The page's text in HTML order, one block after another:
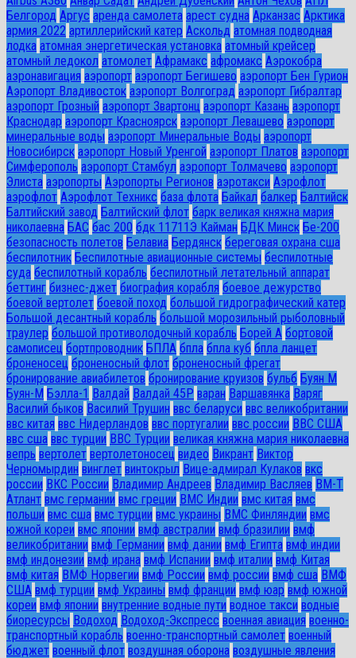
Белгород Аргус аренда самолета арест судна Арканзас Арктика
армия 2022 артиллерийский катер Аскольд атомная подводная
лодка атомная энергетическая установка атомный крейсер
атомный ледокол атомолет Афрамакс афромакс Аэрокобра
аэронавигация аэропорт аэропорт Бегишево аэропорт Бен Гурион
Аэропорт Владивосток аэропорт Волгоград аэропорт Гибралтар
аэропорт Грозный аэропорт Звартонц аэропорт Казань аэропорт
Краснодар аэропорт Красноярск аэропорт Левашево аэропорт
минеральные воды аэропорт Минеральные Воды аэропорт
Новосибирск аэропорт Новый Уренгой аэропорт Платов аэропорт
Симферополь аэропорт Стамбул аэропорт Толмачево аэропорт
Элиста аэропорты Аэропорты Регионов аэротакси Аэрофлот
аэрофлот Аэрофлот Техникс база флота Байкал балкер Балтийск
Балтийский завод Балтийский флот барк великая княжна мария
николаевна БАС бас 200 бдк 11711Э Кайман БДК Минск Бе-200
безопасность полетов Белавиа Бердянск береговая охрана сша
беспилотник Беспилотные авиационные системы беспилотные
суда беспилотный корабль беспилотный летательный аппарат
беттинг бизнес-джет биография корабля боевое дежурство
боевой вертолет боевой поход большой гидрографический катер
Большой десантный корабль большой морозильный рыболовный
траулер большой противолодочный корабль Борей А бортовой
самописец бортпроводник БПЛА бпла бпла куб бпла ланцет
броненосец броненосный флот броненосный фрегат
бронирование авиабилетов бронирование круизов бульб Буян М
Буян-М Бэлла-1 Валдай Валдай 45Р варан Варшавянка Варяг
Василий быков Василий Трушин ввс беларуси ввс великобритании
ввс китая ввс Нидерландов ввс португалии ввс россии ВВС США
ввс сша ввс турции ВВС Турции великая княжна мария николаевна
вепрь вертолет вертолетоносец видео Викрант Виктор
Черномырдин винглет винтокрыл Вице-адмирал Кулаков вкс
россии ВКС России Владимир Андреев Владимир Васляев ВМ-Т
Атлант вмс германии вмс греции ВМС Индии вмс китая вмс
польши вмс сша вмс турции вмс украины ВМС Финляндии вмс
южной кореи вмс японии вмф австралии вмф бразилии вмф
великобритании вмф Германии вмф дании вмф Египта вмф индии
вмф индонезии вмф ирана вмф Испании вмф италии вмф Китая
вмф китая ВМФ Норвегии вмф России вмф россии вмф сша ВМФ
США вмф турции вмф Украины вмф франции вмф юар вмф южной
кореи вмф японии внутренние водные пути водное такси водные
биоресурсы Водоход Водоход-Экспресс военная авиация военно-
транспортный корабль военно-транспортный самолет военный
бюджет военный флот воздушная оборона воздушные явления